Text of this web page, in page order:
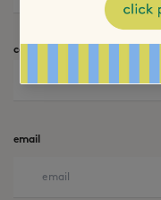
celular
email